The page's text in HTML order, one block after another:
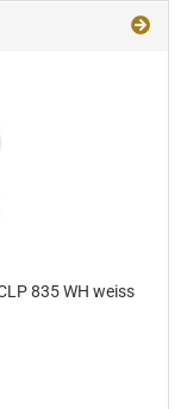
835 WH weiss